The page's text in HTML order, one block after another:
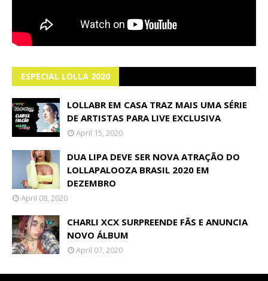
ESPECIAL LOLLA 2020
LOLLABR EM CASA TRAZ MAIS UMA SÉRIE
DE ARTISTAS PARA LIVE EXCLUSIVA
April 15, 2020
DUA LIPA DEVE SER NOVA ATRAÇÃO DO
LOLLAPALOOZA BRASIL 2020 EM
DEZEMBRO
April 08, 2020
CHARLI XCX SURPREENDE FÃS E ANUNCIA
NOVO ÁLBUM
April 07, 2020